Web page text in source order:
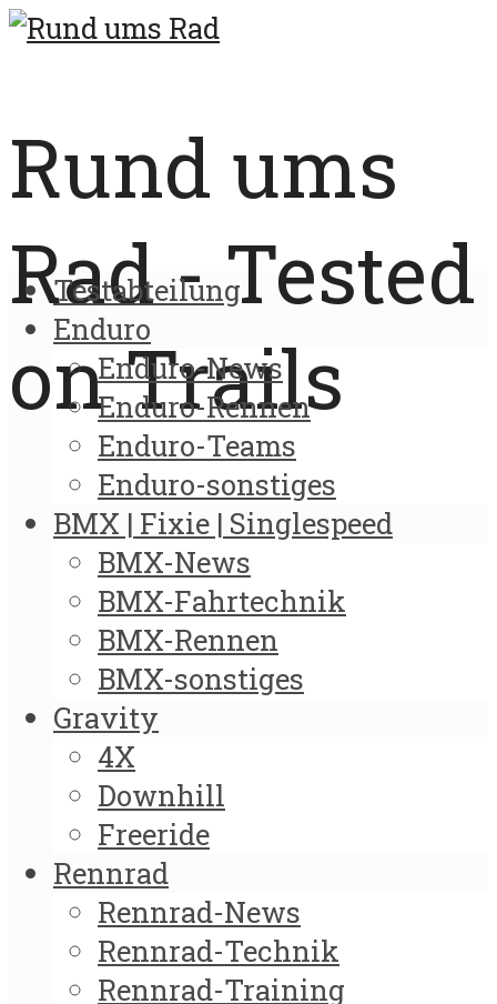
Rund ums
Rad - Tested
on Trails
Testabteilung
Enduro
Enduro-News
Enduro-Rennen
Enduro-Teams
Enduro-sonstiges
BMX | Fixie | Singlespeed
BMX-News
BMX-Fahrtechnik
BMX-Rennen
BMX-sonstiges
Gravity
4X
Downhill
Freeride
Rennrad
Rennrad-News
Rennrad-Technik
Rennrad-Training